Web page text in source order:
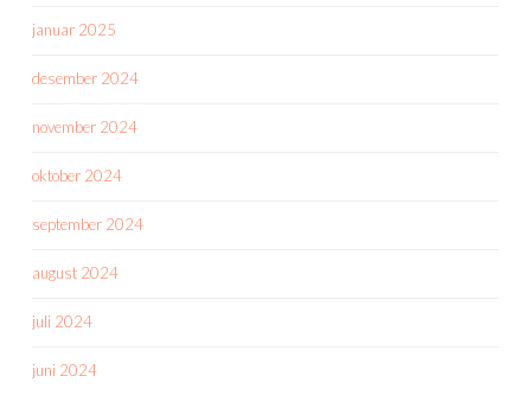
januar 2025
desember 2024
november 2024
oktober 2024
september 2024
august 2024
juli 2024
juni 2024